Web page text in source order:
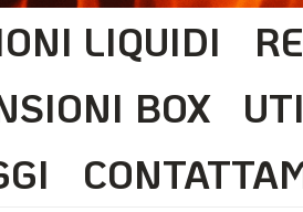
LIQUIDI
BOX